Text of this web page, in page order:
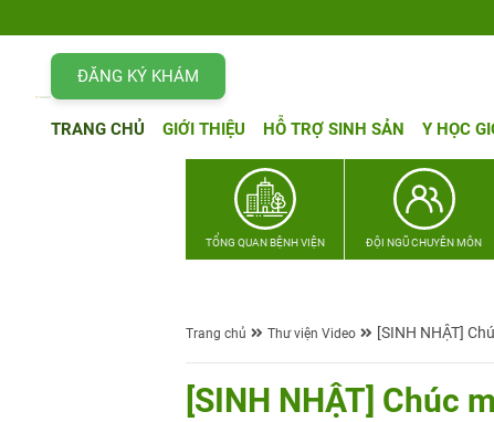
ĐĂNG KÝ KHÁM
TRANG CHỦ GIỚI THIỆU HỖ TRỢ SINH SẢN Y HỌC
TỔNG QUAN BỆNH VIỆN ĐỘI NGŨ CHUYÊN MÔN
Trang chủ Thư viện Video [SINH NHẬT]
[SINH NHẬT] Chúc